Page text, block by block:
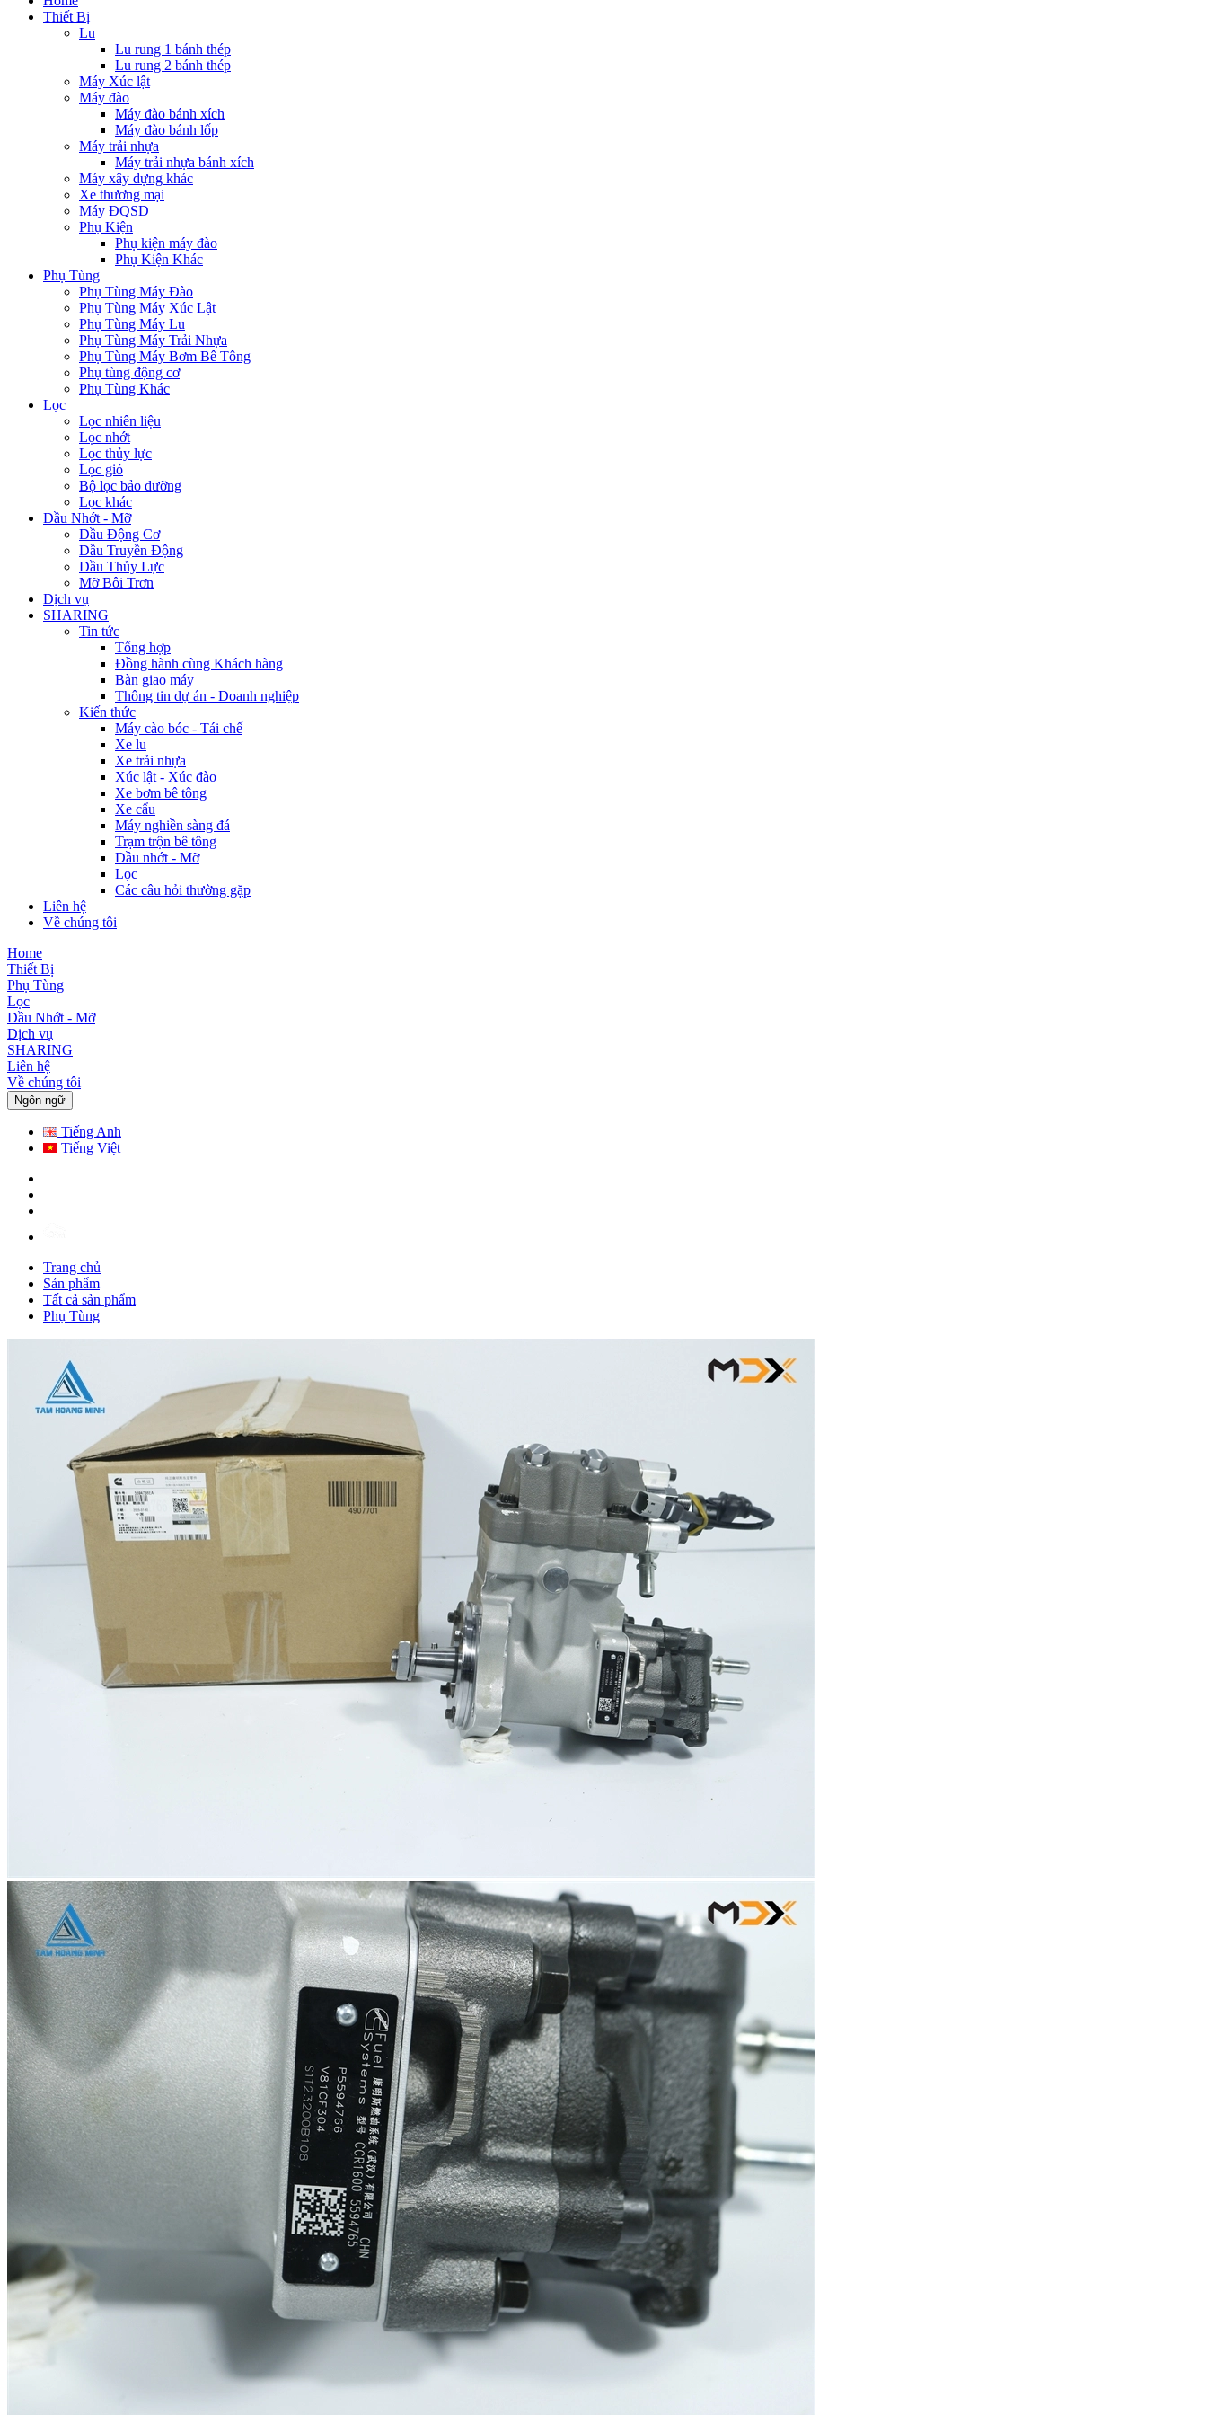
Thiết Bị
Lu
Lu rung 1 bánh thép
Lu rung 2 bánh thép
Máy Xúc lật
Máy đào
Máy đào bánh xích
Máy đào bánh lốp
Máy trải nhựa
Máy trải nhựa bánh xích
Máy xây dựng khác
Xe thương mại
Máy ĐQSD
Phụ Kiện
Phụ kiện máy đào
Phụ Kiện Khác
Phụ Tùng
Phụ Tùng Máy Đào
Phụ Tùng Máy Xúc Lật
Phụ Tùng Máy Lu
Phụ Tùng Máy Trải Nhựa
Phụ Tùng Máy Bơm Bê Tông
Phụ tùng động cơ
Phụ Tùng Khác
Lọc
Lọc nhiên liệu
Lọc nhớt
Lọc thủy lực
Lọc gió
Bộ lọc bảo dưỡng
Lọc khác
Dầu Nhớt - Mỡ
Dầu Động Cơ
Dầu Truyền Động
Dầu Thủy Lực
Mỡ Bôi Trơn
Dịch vụ
SHARING
Tin tức
Tổng hợp
Đồng hành cùng Khách hàng
Bàn giao máy
Thông tin dự án - Doanh nghiệp
Kiến thức
Máy cào bóc - Tái chế
Xe lu
Xe trải nhựa
Xúc lật - Xúc đào
Xe bơm bê tông
Xe cẩu
Máy nghiền sàng đá
Trạm trộn bê tông
Dầu nhớt - Mỡ
Lọc
Các câu hỏi thường gặp
Liên hệ
Về chúng tôi
Home
Thiết Bị
Phụ Tùng
Lọc
Dầu Nhớt - Mỡ
Dịch vụ
SHARING
Liên hệ
Về chúng tôi
Ngôn ngữ
Tiếng Anh
Tiếng Việt
Trang chủ
Sản phẩm
Tất cả sản phẩm
Phụ Tùng